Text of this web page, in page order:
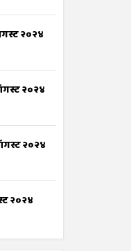
२०२४
२०२४
२०२४
२०२४